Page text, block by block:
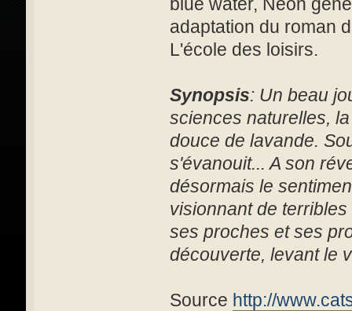
adaptation du roman
L'école des loisirs.
Synopsis: Un beau
sciences naturelles,
douce de lavande.
s'évanouit... A son
désormais le
visionnant de
ses proches et ses
découverte, levant le
Source http://